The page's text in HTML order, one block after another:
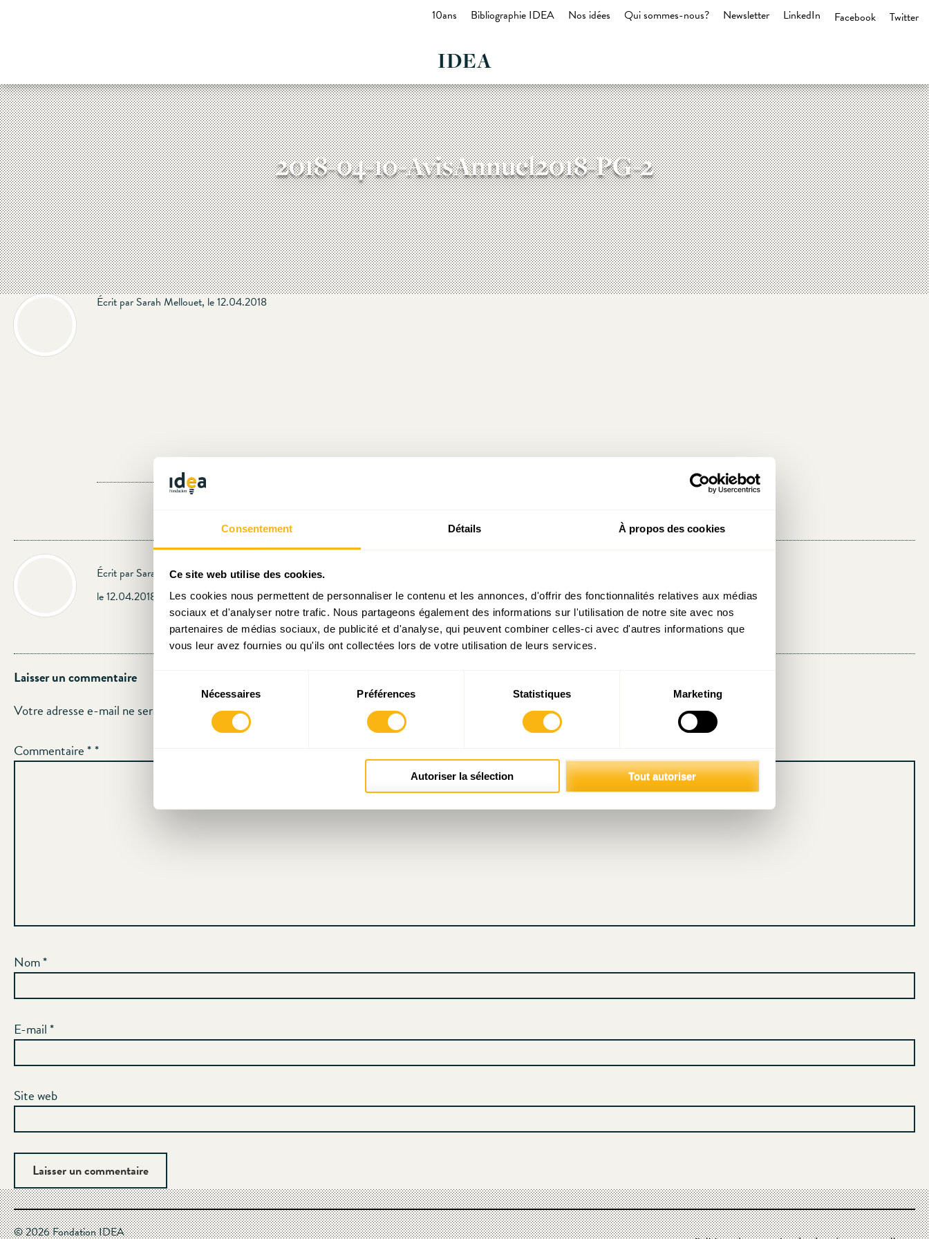
Consentement Détails À propos des cookies
Ce site web utilise des cookies.
Les cookies nous permettent de personnaliser le contenu et les annonces, d'offrir des fonctionnalités relatives aux médias
sociaux et d'analyser notre trafic. Nous partageons également des informations sur l'utilisation de notre site avec nos
partenaires de médias sociaux, de publicité et d'analyse, qui peuvent combiner celles-ci avec d'autres informations que
vous leur avez fournies ou qu'ils ont collectées lors de votre utilisation de leurs services.
consentement
Nécessaires Préférences Statistiques Marketing
Autoriser la sélection Tout autoriser
Twitter
Facebook
LinkedIn
Newsletter
Qui sommes-nous?
Nos idées
Bibliographie IDEA
10ans
IDEA
2018-04-10-AvisAnnuel2018-PG-2
Écrit par Sarah Mellouet, le 12.04.2018
Écrit par Sarah Mellouet
le 12.04.2018
Laisser un commentaire
Votre adresse e-mail ne sera pas publiée.Les champs obligatoires sont indiqués avec
Commentaire*
Nom*
E-mail*
Site web
© 2026 Fondation IDEA